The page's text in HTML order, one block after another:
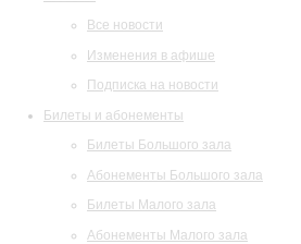
Все новости
Изменения в афише
Подписка на новости
Билеты и абонементы
Билеты Большого зала
Абонементы Большого зала
Билеты Малого зала
Абонементы Малого зала